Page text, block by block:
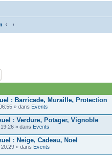
: Barricade, Muraille, Protection
» dans Events
: Verdure, Potager, Vignoble
» dans Events
: Neige, Cadeau, Noel
» dans Events